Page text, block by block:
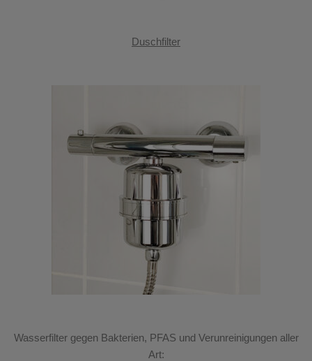
Duschfilter
Wasserfilter gegen Bakterien, PFAS und Verunreinigungen aller
Art: